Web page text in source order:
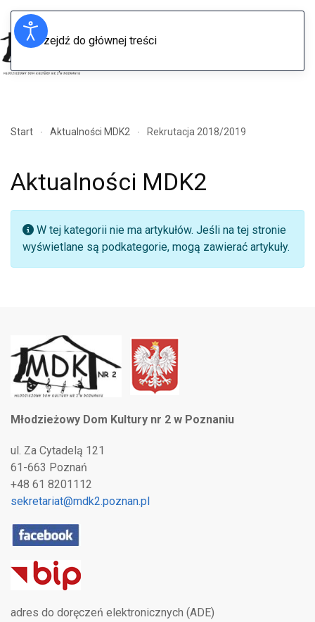
Przejdź do głównej treści
Start Aktualności MDK2 Rekrutacja 2018/2019
Aktualności MDK2
Informacja
W tej kategorii nie ma artykułów. Jeśli na tej stronie
wyświetlane są podkategorie, mogą zawierać artykuły.
Młodzieżowy Dom Kultury nr 2 w Poznaniu
ul. Za Cytadelą 121
61-663 Poznań
+48 61 8201112
sekretariat@mdk2.poznan.pl
adres do doręczeń elektronicznych (ADE)